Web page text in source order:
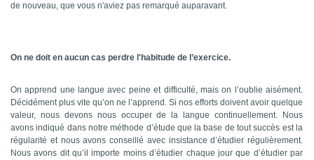
de nouveau, que vous n'aviez pas remarqué auparavant.
On ne doit en aucun cas perdre l'habitude de l’exercice.
On apprend une langue avec peine et difficulté, mais on l’oublie aisément.
Décidément plus vite qu’on ne l’apprend. Si nos efforts doivent avoir quelque
valeur, nous devons nous occuper de la langue continuellement. Nous
avons indiqué dans notre méthode d’étude que la base de tout succès est la
régularité et nous avons conseillé avec insistance d’étudier régulièrement.
Nous avons dit qu’il importe moins d’étudier chaque jour que d’étudier par